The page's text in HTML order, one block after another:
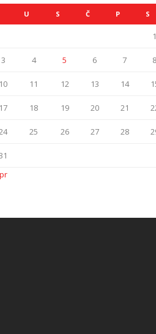
U S Č P S
1
3 4 5 6 7 8
11 12 13 14
18 19 20 21
25 26 27 28